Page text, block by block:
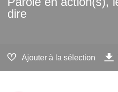
dire
Ajouter à la sélection